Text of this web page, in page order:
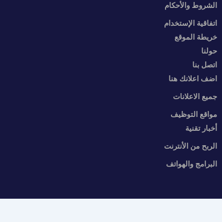
الشروط والأحكام
اتفاقية الإستخدام
خريطة الموقع
حولنا
اتصل بنا
اضف اعلانك هنا
جميع الاعلانات
مواقع التوظيف
أخبار تقنية
الربح من الأنترنت
البرامج والهواتف